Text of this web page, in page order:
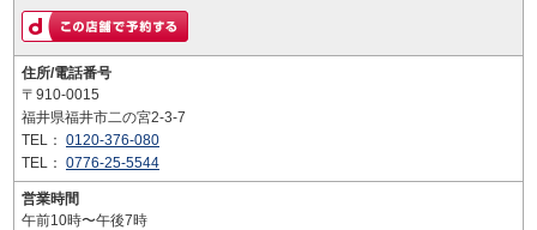
住所/電話番号
〒910-0015
福井県福井市二の宮2-3-7
TEL： 0120-376-080
TEL： 0776-25-5544
営業時間
午前10時〜午後7時